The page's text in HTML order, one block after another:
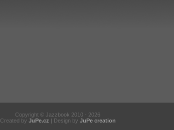
Copyright © Jazzbook 2010 - 2026
Created by JuPe.cz | Design by JuPe creation